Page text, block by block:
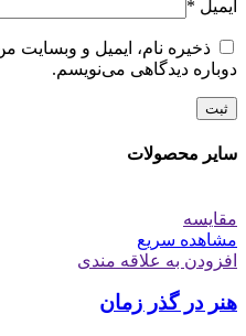
ایمیل *
ذخیره نام، ایمیل و وبسایت
دوباره دیدگاهی می‌نویسم.
سایر محصولات
مقایسه
مشاهده سریع
افزودن به علاقه مندی
هنر در گذر زمان